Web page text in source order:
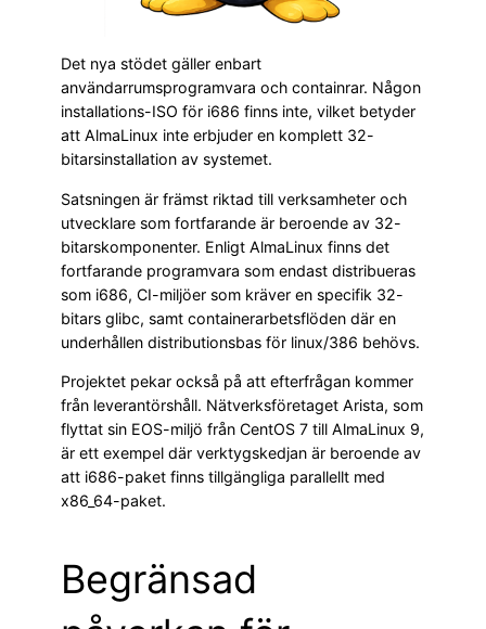
Det nya stödet gäller enbart
användarrumsprogramvara och containrar. Någon
installations-ISO för i686 finns inte, vilket betyder
att AlmaLinux inte erbjuder en komplett 32-
bitarsinstallation av systemet.
Satsningen är främst riktad till verksamheter och
utvecklare som fortfarande är beroende av 32-
bitarskomponenter. Enligt AlmaLinux finns det
fortfarande programvara som endast distribueras
som i686, CI-miljöer som kräver en specifik 32-
bitars glibc, samt containerarbetsflöden där en
underhållen distributionsbas för linux/386 behövs.
Projektet pekar också på att efterfrågan kommer
från leverantörshåll. Nätverksföretaget Arista, som
flyttat sin EOS-miljö från CentOS 7 till AlmaLinux 9,
är ett exempel där verktygskedjan är beroende av
att i686-paket finns tillgängliga parallellt med
x86_64-paket.
Begränsad